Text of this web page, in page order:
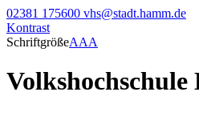
02381 175600 vhs@stadt.hamm.de
Kontrast
SchriftgrößeAAA
Volkshochschule